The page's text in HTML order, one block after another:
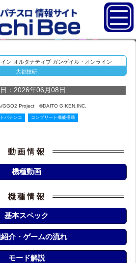
ン オルタナティブ ガンゲイル・オンライン
大都技研
：2026年06月08日
GGO2 Project ©DAITO GIKEN,INC.
パチンコ コンプリート機能搭載
機種動画
基本スペック
介・ゲームの流れ
モード解説